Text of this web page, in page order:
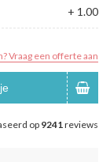
+ 1.00
Vraag een offerte aan
op 9241reviews